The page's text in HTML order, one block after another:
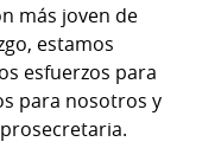
más joven de
estamos
esfuerzos para
para nosotros y